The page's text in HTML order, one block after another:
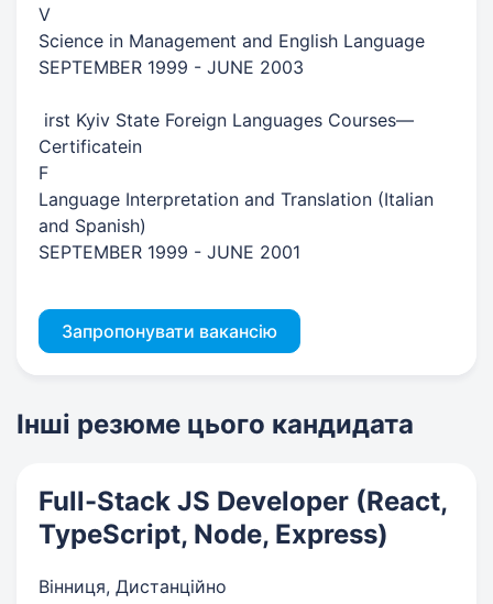
V
​Science in Management and English Language​
​SEPTEMBER 1999 - JUNE 2003​
​ irst Kyiv State Foreign Languages Courses​​—​​
Certificate​​in​
F
​Language Interpretation and Translation (Italian
and Spanish)​
​SEPTEMBER 1999 - JUNE 2001​
Запропонувати вакансію
Інші резюме цього кандидата
Full-Stack JS Developer (React,
TypeScript, Node, Express)
Вінниця, Дистанційно